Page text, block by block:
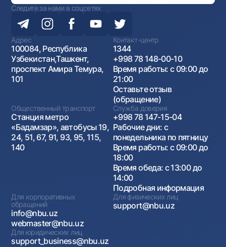
Следите за нами в соцсетях
Адрес
100084, Республика
Узбекистан,Ташкент,
проспект Амира Темура,
101
Контакт-центр
1344
+998 78 148-00-10
Время работы: с 09:00 до
21:00
Оставьте отзыв
(обращение)
Общественный транспорт
Станция метро
«Бадамзар», автобусы 19,
24, 51, 67, 91, 93, 95, 115,
140
Служба доверия
+998 78 147-15-04
Рабочие дни: с
понедельника по пятницу
Время работы: с 09:00 до
18:00
Время обеда: с 13:00 до
14:00
Подробная информация
Для корпоративных
обращений
info@nbu.uz
webmaster@nbu.uz
Для физических лиц
support@nbu.uz
Для юридических лиц
support_business@nbu.uz